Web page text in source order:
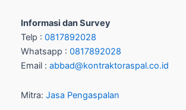
Informasi dan Survey
Telp : 0817892028
Whatsapp : 0817892028
Email : abbad@kontraktoraspal.co.id
Mitra: Jasa Pengaspalan